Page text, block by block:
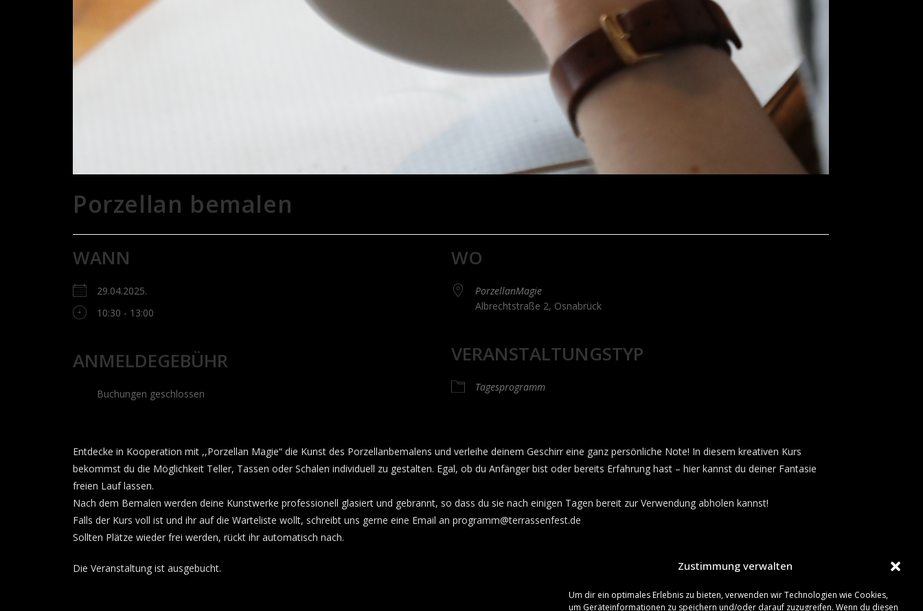
Zustimmung verwalten
Um dir ein optimales Erlebnis zu bieten, verwenden wir Technologien wie Cookies,
um Geräteinformationen zu speichern und/oder darauf zuzugreifen. Wenn du diesen
Porzellan bemalen
WANN
29.04.2025.
10:30 - 13:00
ANMELDEGEBÜHR
Buchungen geschlossen
WO
PorzellanMagie
Albrechtstraße 2, Osnabrück
VERANSTALTUNGSTYP
Tagesprogramm
Entdecke in Kooperation mit ,,Porzellan Magie“ die Kunst des Porzellanbemalens und verleihe deinem Geschirr eine ganz persönliche Note! In diesem kreativen Kurs
bekommst du die Möglichkeit Teller, Tassen oder Schalen individuell zu gestalten. Egal, ob du Anfänger bist oder bereits Erfahrung hast – hier kannst du deiner Fantasie
freien Lauf lassen.
Nach dem Bemalen werden deine Kunstwerke professionell glasiert und gebrannt, so dass du sie nach einigen Tagen bereit zur Verwendung abholen kannst!
Falls der Kurs voll ist und ihr auf die Warteliste wollt, schreibt uns gerne eine Email an programm@terrassenfest.de
Sollten Plätze wieder frei werden, rückt ihr automatisch nach.
Die Veranstaltung ist ausgebucht.